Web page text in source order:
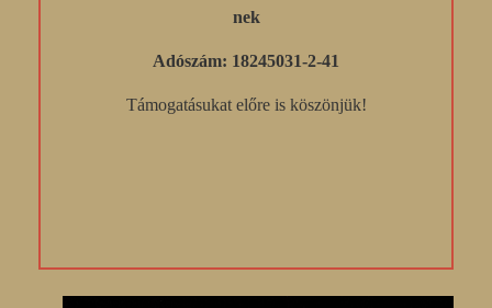
nek
Adószám: 18245031-2-41
Támogatásukat előre is köszönjük!